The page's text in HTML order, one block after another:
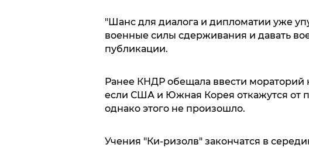
"Шанс для диалога и дипломатии уже
военные силы сдерживания и давать
публикации.
Ранее КНДР обещала ввести мораторий
если США и Южная Корея откажутся от
однако этого не произошло.
Учения "Ки-ризолв" закончатся в